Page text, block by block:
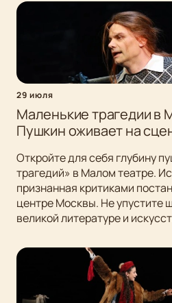
29 июля
Маленькие трагедии в
Пушкин оживает на
Откройте для себя глубину
трагедий» в Малом театре.
признанная критиками
центре Москвы. Не упустите
великой литературе и